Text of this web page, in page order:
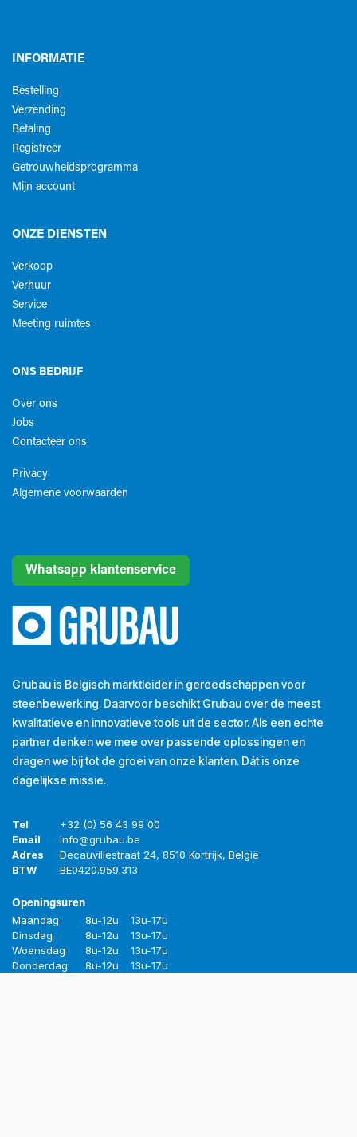
INFORMATIE
Bestelling
Verzending
Betaling
Registreer
Getrouwheidsprogramma
Mijn account
ONZE DIENSTEN
Verkoop
Verhuur
Service
Meeting ruimtes
ONS BEDRIJF
Over ons
Jobs
Contacteer ons
Privacy
Algemene voorwaarden​
Whatsapp klantenservice
Grubau is Belgisch marktleider in gereedschappen voor
steenbewerking. Daarvoor beschikt Grubau over de meest
kwalitatieve en innovatieve tools uit de sector. Als een echte
partner denken we mee over passende oplossingen en
dragen we bij tot de groei van onze klanten. Dát is onze
dagelijkse missie.
Tel
+32 (0) 56 43 99 00
Email
info@grubau.be
Adres
Decauvillestraat 24, 8510 Kortrijk, België
BTW
BE0420.959.313
Openingsuren
Maandag 8u-12u
13u-17u
Dinsdag
8u-12u
13u-17u
Woensdag
8u-12u
13u-17u
Donderdag
8u-12u
13u-17u